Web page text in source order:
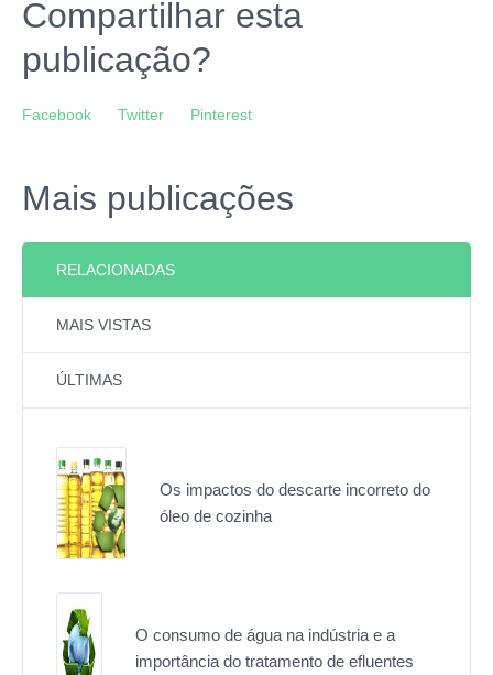
Compartilhar esta
publicação?
Facebook Twitter Pinterest
Mais publicações
RELACIONADAS
MAIS VISTAS
ÚLTIMAS
Os impactos do descarte incorreto do
óleo de cozinha
O consumo de água na indústria e a
importância do tratamento de efluentes